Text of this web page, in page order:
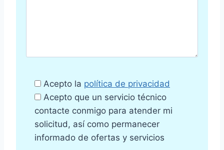
Acepto la política de privacidad
Acepto que un servicio técnico
contacte conmigo para atender mi
solicitud, así como permanecer
informado de ofertas y servicios